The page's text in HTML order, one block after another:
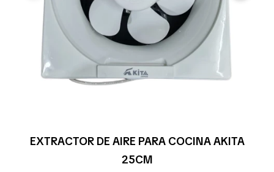
EXTRACTOR DE AIRE PARA COCINA AKITA
25CM
Secarropas
Refrigeración
Pequeños electrodomésticos